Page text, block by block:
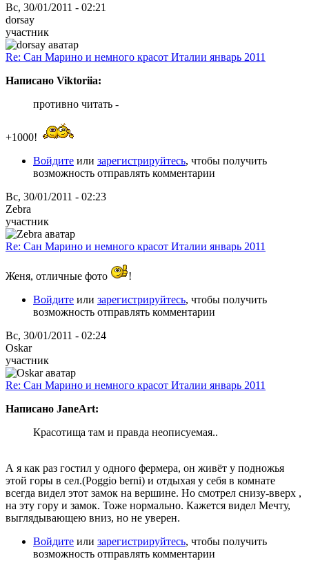
Вс, 30/01/2011 - 02:21
dorsay
участник
Re: Сан Марино и немного красот Италии январь 2011
Написано Viktoriia:
противно читать -
+1000!
Войдите или зарегистрируйтесь, чтобы получить
возможность отправлять комментарии
Вс, 30/01/2011 - 02:23
Zebra
участник
Re: Сан Марино и немного красот Италии январь 2011
Женя, отличные фото
!
Войдите или зарегистрируйтесь, чтобы получить
возможность отправлять комментарии
Вс, 30/01/2011 - 02:24
Oskar
участник
Re: Сан Марино и немного красот Италии январь 2011
Написано JaneArt:
Красотища там и правда неописуемая..
А я как раз гостил у одного фермера, он живёт у подножья
этой горы в сел.(Рoggio berni) и отдыхая у себя в комнате
всегда видел этот замок на вершине. Но смотрел снизу-вверх ,
на эту гору и замок. Тоже нормально. Кажется видел Мечту,
выглядывающею вниз, но не уверен.
Войдите или зарегистрируйтесь, чтобы получить
возможность отправлять комментарии